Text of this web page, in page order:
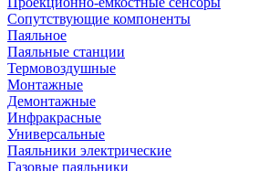
Сопутствующие компоненты
Паяльное
Паяльные станции
Термовоздушные
Монтажные
Демонтажные
Инфракрасные
Универсальные
Паяльники электрические
Газовые паяльники